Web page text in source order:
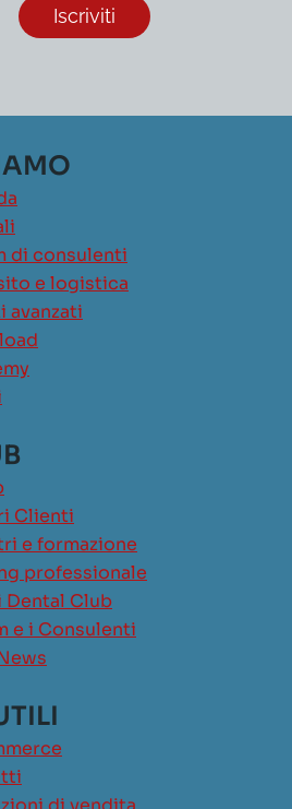
di consulenti
e logistica
avanzati
Clienti
e formazione
professionale
Dental Club
e i Consulenti